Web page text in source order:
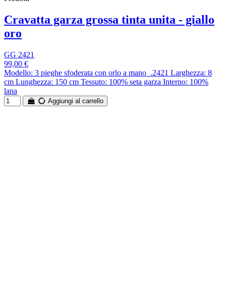
Cravatta garza grossa tinta unita - giallo
oro
GG 2421
99,00 €
Modello: 3 pieghe sfoderata con orlo a mano .2421 Larghezza: 8
cm Lunghezza: 150 cm Tessuto: 100% seta garza Interno: 100%
lana
Aggiungi al carrello